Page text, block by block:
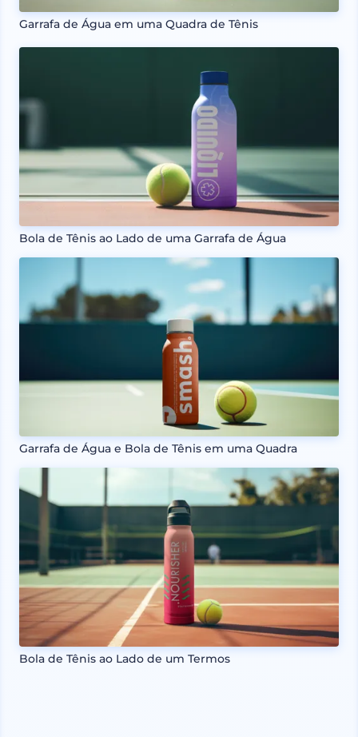
Garrafa de Água em uma Quadra de Tênis
Bola de Tênis ao Lado de uma Garrafa de Água
Garrafa de Água e Bola de Tênis em uma Quadra
Bola de Tênis ao Lado de um Termos